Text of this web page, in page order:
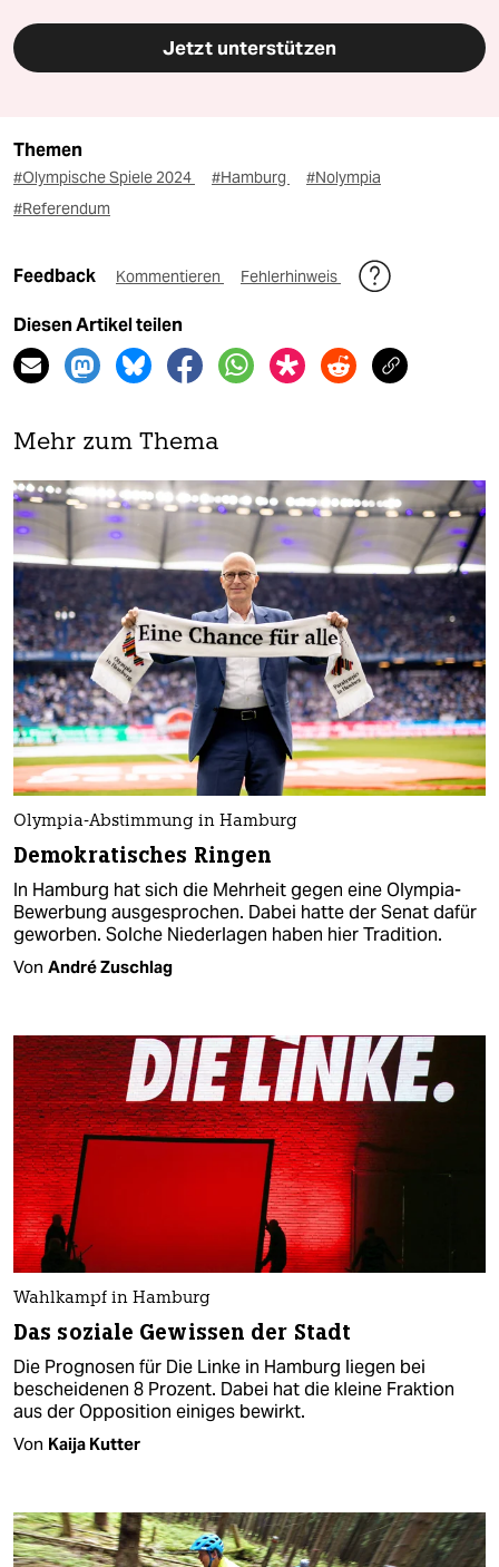
Jetzt unterstützen
Themen
#Olympische Spiele 2024 #Hamburg
#Nolympia
#Referendum
Feedback Kommentieren Fehlerhinweis
Diesen Artikel teilen
Mehr zum Thema
Olympia-Abstimmung in Hamburg
Demokratisches Ringen
In Hamburg hat sich die Mehrheit gegen eine Olympia-
Bewerbung ausgesprochen. Dabei hatte der Senat dafür
geworben. Solche Niederlagen haben hier Tradition.
Von André Zuschlag
Wahlkampf in Hamburg
Das soziale Gewissen der Stadt
Die Prognosen für Die Linke in Hamburg liegen bei
bescheidenen 8 Prozent. Dabei hat die kleine Fraktion
aus der Opposition einiges bewirkt.
Von Kaija Kutter